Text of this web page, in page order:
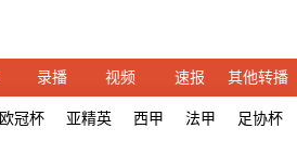
录播 视频 速报 其他转播
欧冠杯 亚精英 西甲 法甲 足协杯